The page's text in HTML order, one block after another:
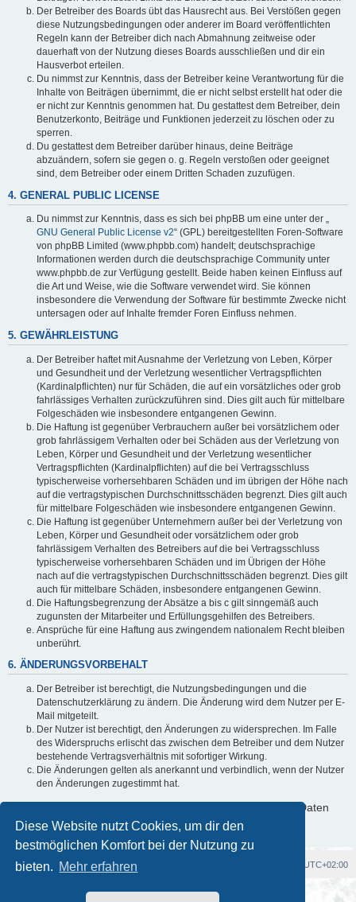
Diese Website nutzt Cookies, um dir den
bestmöglichen Komfort bei der Nutzung zu
bieten. Mehr erfahren
Der Betreiber des Boards übt das Hausrecht aus. Bei Verstößen gegen
diese Nutzungsbedingungen oder anderer im Board veröffentlichten
Regeln kann der Betreiber dich nach Abmahnung zeitweise oder
dauerhaft von der Nutzung dieses Boards ausschließen und dir ein
Hausverbot erteilen.
Du nimmst zur Kenntnis, dass der Betreiber keine Verantwortung für die
Inhalte von Beiträgen übernimmt, die er nicht selbst erstellt hat oder die
er nicht zur Kenntnis genommen hat. Du gestattest dem Betreiber, dein
Benutzerkonto, Beiträge und Funktionen jederzeit zu löschen oder zu
sperren.
Du gestattest dem Betreiber darüber hinaus, deine Beiträge
abzuändern, sofern sie gegen o. g. Regeln verstoßen oder geeignet
sind, dem Betreiber oder einem Dritten Schaden zuzufügen.
4. GENERAL PUBLIC LICENSE
Du nimmst zur Kenntnis, dass es sich bei phpBB um eine unter der „
GNU General Public License v2“ (GPL) bereitgestellten Foren-Software
von phpBB Limited (www.phpbb.com) handelt; deutschsprachige
Informationen werden durch die deutschsprachige Community unter
www.phpbb.de zur Verfügung gestellt. Beide haben keinen Einfluss auf
die Art und Weise, wie die Software verwendet wird. Sie können
insbesondere die Verwendung der Software für bestimmte Zwecke nicht
untersagen oder auf Inhalte fremder Foren Einfluss nehmen.
5. GEWÄHRLEISTUNG
Der Betreiber haftet mit Ausnahme der Verletzung von Leben, Körper
und Gesundheit und der Verletzung wesentlicher Vertragspflichten
(Kardinalpflichten) nur für Schäden, die auf ein vorsätzliches oder grob
fahrlässiges Verhalten zurückzuführen sind. Dies gilt auch für mittelbare
Folgeschäden wie insbesondere entgangenen Gewinn.
Die Haftung ist gegenüber Verbrauchern außer bei vorsätzlichem oder
grob fahrlässigem Verhalten oder bei Schäden aus der Verletzung von
Leben, Körper und Gesundheit und der Verletzung wesentlicher
Vertragspflichten (Kardinalpflichten) auf die bei Vertragsschluss
typischerweise vorhersehbaren Schäden und im übrigen der Höhe nach
auf die vertragstypischen Durchschnittsschäden begrenzt. Dies gilt auch
für mittelbare Folgeschäden wie insbesondere entgangenen Gewinn.
Die Haftung ist gegenüber Unternehmern außer bei der Verletzung von
Leben, Körper und Gesundheit oder vorsätzlichem oder grob
fahrlässigem Verhalten des Betreibers auf die bei Vertragsschluss
typischerweise vorhersehbaren Schäden und im Übrigen der Höhe
nach auf die vertragstypischen Durchschnittsschäden begrenzt. Dies gilt
auch für mittelbare Schäden, insbesondere entgangenen Gewinn.
Die Haftungsbegrenzung der Absätze a bis c gilt sinngemäß auch
zugunsten der Mitarbeiter und Erfüllungsgehilfen des Betreibers.
Ansprüche für eine Haftung aus zwingendem nationalem Recht bleiben
unberührt.
6. ÄNDERUNGSVORBEHALT
Der Betreiber ist berechtigt, die Nutzungsbedingungen und die
Datenschutzerklärung zu ändern. Die Änderung wird dem Nutzer per E-
Mail mitgeteilt.
Der Nutzer ist berechtigt, den Änderungen zu widersprechen. Im Falle
des Widerspruchs erlischt das zwischen dem Betreiber und dem Nutzer
bestehende Vertragsverhältnis mit sofortiger Wirkung.
Die Änderungen gelten als anerkannt und verbindlich, wenn der Nutzer
den Änderungen zugestimmt hat.
Informationen über den Umgang mit deinen persönlichen Daten
sind in der Datenschutzerklärung enthalten.
Foren-Übersicht UTC+02:00
Powered byphpBB® Forum Software © phpBB Limited